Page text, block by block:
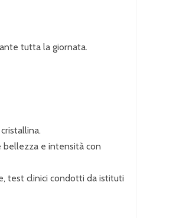
tutta la giornata.
bellezza e intensità con
test clinici condotti da istituti